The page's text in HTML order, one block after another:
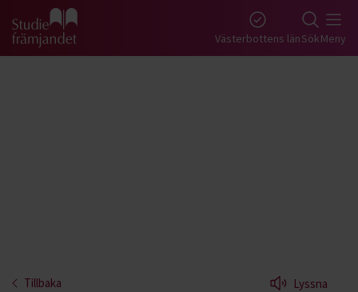
Gå till studiefrämjandets startsida Västerbottens länSökMeny
Tillbaka Lyssna